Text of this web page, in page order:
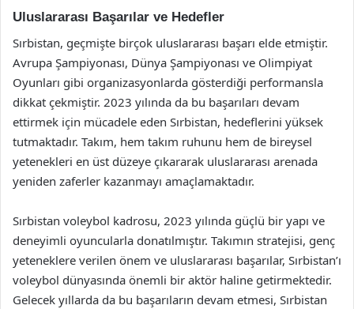
Uluslararası Başarılar ve Hedefler
Sırbistan, geçmişte birçok uluslararası başarı elde etmiştir.
Avrupa Şampiyonası, Dünya Şampiyonası ve Olimpiyat
Oyunları gibi organizasyonlarda gösterdiği performansla
dikkat çekmiştir. 2023 yılında da bu başarıları devam
ettirmek için mücadele eden Sırbistan, hedeflerini yüksek
tutmaktadır. Takım, hem takım ruhunu hem de bireysel
yetenekleri en üst düzeye çıkararak uluslararası arenada
yeniden zaferler kazanmayı amaçlamaktadır.
Sırbistan voleybol kadrosu, 2023 yılında güçlü bir yapı ve
deneyimli oyuncularla donatılmıştır. Takımın stratejisi, genç
yeteneklere verilen önem ve uluslararası başarılar, Sırbistan’ı
voleybol dünyasında önemli bir aktör haline getirmektedir.
Gelecek yıllarda da bu başarıların devam etmesi, Sırbistan